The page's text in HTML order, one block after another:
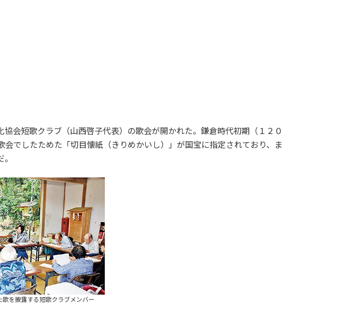
会短歌クラブ（山西啓子代表）の歌会が開かれた。鎌倉時代初期（１２０
でしたためた「切目懐紙（きりめかいし）」が国宝に指定されており、ま
を披露する短歌クラブメンバー